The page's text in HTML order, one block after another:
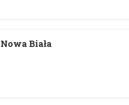
Nowa Biała